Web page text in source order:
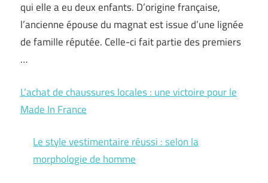
qui elle a eu deux enfants. D’origine française,
l’ancienne épouse du magnat est issue d’une lignée
de famille réputée. Celle-ci fait partie des premiers
…
L’achat de chaussures locales : une victoire pour le
Made In France
Le style vestimentaire réussi : selon la
morphologie de homme